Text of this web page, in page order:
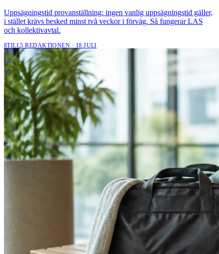
Uppsägningstid provanställning: ingen vanlig uppsägningstid gäller,
i stället krävs besked minst två veckor i förväg. Så fungerar LAS
och kollektivavtal.
8TILL5 REDAKTIONEN · 18 JULI